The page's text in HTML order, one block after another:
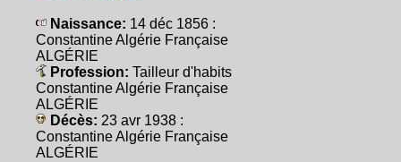
Naissance: 14 déc 1856 :
Constantine Algérie Française
ALGÉRIE
Profession: Tailleur d'habits
Constantine Algérie Française
ALGÉRIE
Décès: 23 avr 1938 :
Constantine Algérie Française
ALGÉRIE